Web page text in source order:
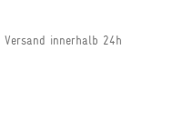
Versand innerhalb 24h